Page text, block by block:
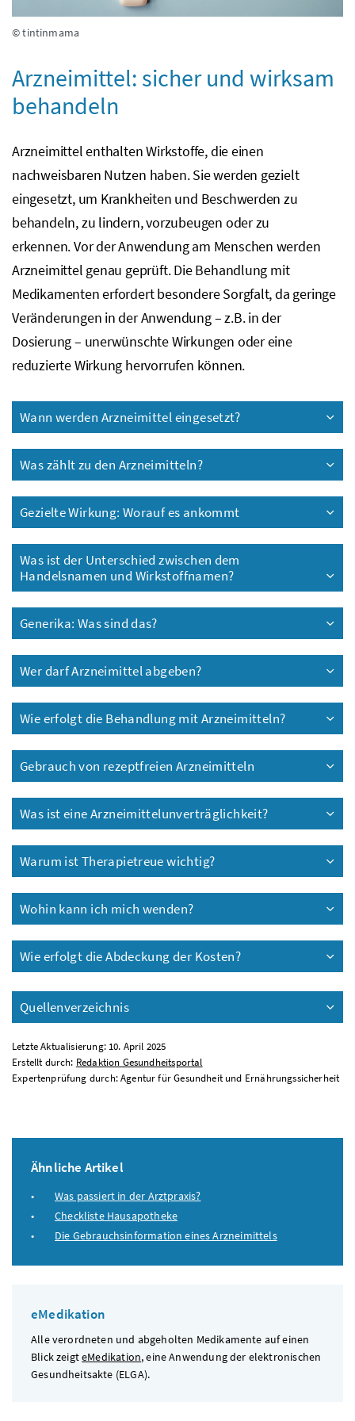
© tintinmama
Arzneimittel: sicher und wirksam
behandeln
Arzneimittel enthalten Wirkstoffe, die einen
nachweisbaren Nutzen haben. Sie werden gezielt
eingesetzt, um Krankheiten und Beschwerden zu
behandeln, zu lindern, vorzubeugen oder zu
erkennen. Vor der Anwendung am Menschen werden
Arzneimittel genau geprüft. Die Behandlung mit
Medikamenten erfordert besondere Sorgfalt, da geringe
Veränderungen in der Anwendung –z.B.in der
Dosierung – unerwünschte Wirkungen oder eine
reduzierte Wirkung hervorrufen können.
Wann werden Arzneimittel eingesetzt?
Was zählt zu den Arzneimitteln?
Gezielte Wirkung: Worauf es ankommt
Was ist der Unterschied zwischen dem
Handelsnamen und Wirkstoffnamen?
Generika: Was sind das?
Wer darf Arzneimittel abgeben?
Wie erfolgt die Behandlung mit Arzneimitteln?
Gebrauch von rezeptfreien Arzneimitteln
Was ist eine Arzneimittelunverträglichkeit?
Warum ist Therapietreue wichtig?
Wohin kann ich mich wenden?
Wie erfolgt die Abdeckung der Kosten?
Quellenverzeichnis
Letzte Aktualisierung: 10. April 2025
Erstellt durch: Redaktion Gesundheitsportal
Expertenprüfung durch: Agentur für Gesundheit und Ernährungssicherheit
Ähnliche Artikel
Was passiert in der Arztpraxis?
Checkliste Hausapotheke
Die Gebrauchsinformation eines Arzneimittels
eMedikation
Alle verordneten und abgeholten Medikamente auf einen
Blick zeigteMedikation, eine Anwendung der elektronischen
Gesundheitsakte (ELGA).